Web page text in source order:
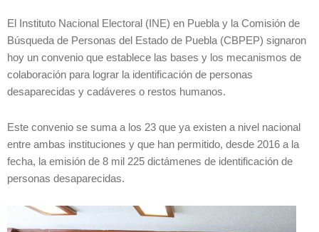
El Instituto Nacional Electoral (INE) en Puebla y la Comisión de
Búsqueda de Personas del Estado de Puebla (CBPEP) signaron
hoy un convenio que establece las bases y los mecanismos de
colaboración para lograr la identificación de personas
desaparecidas y cadáveres o restos humanos.
Este convenio se suma a los 23 que ya existen a nivel nacional
entre ambas instituciones y que han permitido, desde 2016 a la
fecha, la emisión de 8 mil 225 dictámenes de identificación de
personas desaparecidas.